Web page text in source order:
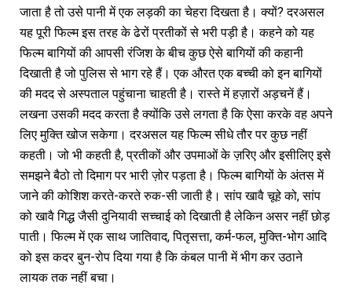
जाता है तो उसे पानी में एक लड़की का चेहरा दिखता है। क्यों? दरअसल
यह पूरी फिल्म इस तरह के ढेरों प्रतीकों से भरी पड़ी है। कहने को यह
फिल्म बागियों की आपसी रंजिश के बीच कुछ ऐसे बागियों की कहानी
दिखाती है जो पुलिस से भाग रहे हैं। एक औरत एक बच्ची को इन बागियों
की मदद से अस्पताल पहुंचाना चाहती है। रास्ते में हज़ारों अड़चनें हैं।
लखना उसकी मदद करता है क्योंकि उसे लगता है कि ऐसा करके वह अपने
लिए मुक्ति खोज सकेगा। दरअसल यह फिल्म सीधे तौर पर कुछ नहीं
कहती। जो भी कहती है, प्रतीकों और उपमाओं के ज़रिए और इसीलिए इसे
समझने बैठो तो दिमाग पर भारी ज़ोर पड़ता है। फिल्म बागियों के अंतस में
जाने की कोशिश करते-करते रुक-सी जाती है। सांप खावै चूहे को, सांप
को खावै गिद्ध जैसी दुनियावी सच्चाई को दिखाती है लेकिन असर नहीं छोड़
पाती। फिल्म में एक साथ जातिवाद, पितृसत्ता, कर्म-फल, मुक्ति-भोग आदि
को इस कदर बुन-रोप दिया गया है कि कंबल पानी में भीग कर उठाने
लायक तक नहीं बचा।